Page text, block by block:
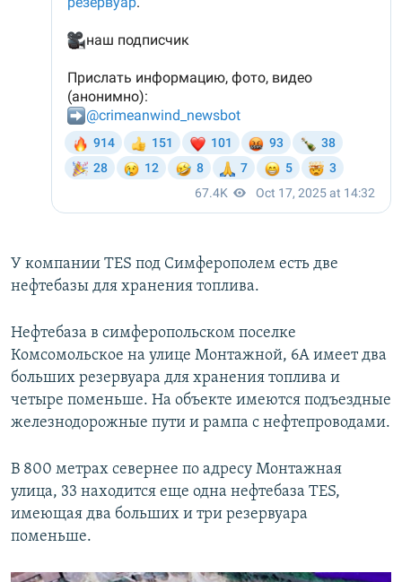
У компании TES под Симферополем есть две
нефтебазы для хранения топлива.
Нефтебаза в симферопольском поселке
Комсомольское на улице Монтажной, 6А имеет два
больших резервуара для хранения топлива и
четыре поменьше. На объекте имеются подъездные
железнодорожные пути и рампа с нефтепроводами.
В 800 метрах севернее по адресу Монтажная
улица, 33 находится еще одна нефтебаза TES,
имеющая два больших и три резервуара
поменьше.